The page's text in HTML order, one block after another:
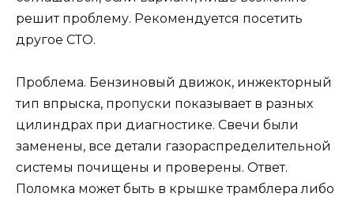
решит проблему. Рекомендуется посетить
другое СТО.
Проблема. Бензиновый движок, инжекторный
тип впрыска, пропуски показывает в разных
цилиндрах при диагностике. Свечи были
заменены, все детали газораспределительной
системы почищены и проверены. Ответ.
Поломка может быть в крышке трамблера либо